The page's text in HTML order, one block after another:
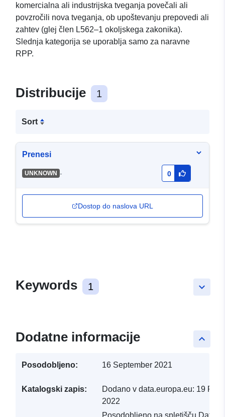
komercialna ali industrijska tveganja povečali ali
povzročili nova tveganja, ob upoštevanju prepovedi ali
zahtev (glej člen L562–1 okoljskega zakonika).
Slednja kategorija se uporablja samo za naravne
RPP.
Distribucije 1
Sort
Prenesi
UNKNOWN - 0
Dostop do naslova URL
keyboard_arrow_down
Keywords 1
keyboard_arrow_up
Dodatne informacije
Posodobljeno: 16 September 2021
Katalogski zapis: Dodano v data.europa.eu: 19
2022